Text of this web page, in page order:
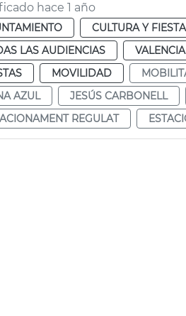
hace 1 año
CULTURA Y
LAS AUDIENCIAS
VALENCIA
MOVILIDAD
AZUL
JESÚS CARBONELL
REGULAT